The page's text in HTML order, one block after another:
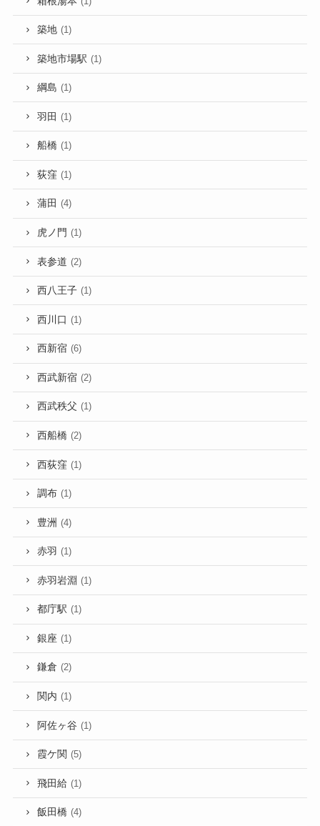
築地 (1)
築地市場駅 (1)
綱島 (1)
羽田 (1)
船橋 (1)
荻窪 (1)
蒲田 (4)
虎ノ門 (1)
表参道 (2)
西八王子 (1)
西川口 (1)
西新宿 (6)
西武新宿 (2)
西武秩父 (1)
西船橋 (2)
西荻窪 (1)
調布 (1)
豊洲 (4)
赤羽 (1)
赤羽岩淵 (1)
都庁駅 (1)
銀座 (1)
鎌倉 (2)
関内 (1)
阿佐ヶ谷 (1)
霞ケ関 (5)
飛田給 (1)
飯田橋 (4)